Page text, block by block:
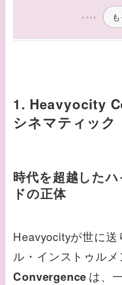
1. Heavyocity
シネマティック
時代を超越した
ドの正体
Heavyocityが世に
ル・インストゥルメ
Convergence は、